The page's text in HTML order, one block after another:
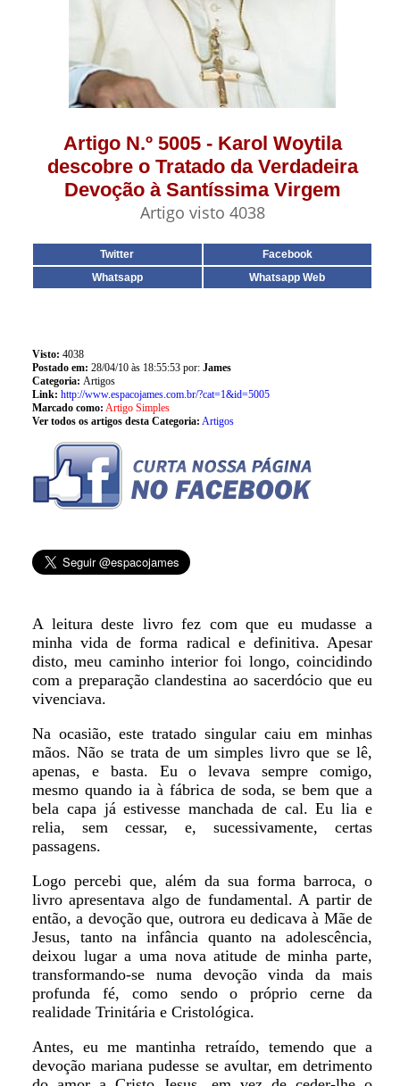
Artigo N.º 5005 - Karol Woytila
descobre o Tratado da Verdadeira
Devoção à Santíssima Virgem
Artigo visto 4038
Twitter
Facebook
Whatsapp
Whatsapp Web
Visto: 4038
Postado em: 28/04/10 às 18:55:53 por: James
Categoria: Artigos
Link: http://www.espacojames.com.br/?cat=1&id=5005
Marcado como: Artigo Simples
Ver todos os artigos desta Categoria: Artigos
A leitura deste livro fez com que eu mudasse a
minha vida de forma radical e definitiva. Apesar
disto, meu caminho interior foi longo, coincidindo
com a preparação clandestina ao sacerdócio que eu
vivenciava.
Na ocasião, este tratado singular caiu em minhas
mãos. Não se trata de um simples livro que se lê,
apenas, e basta. Eu o levava sempre comigo,
mesmo quando ia à fábrica de soda, se bem que a
bela capa já estivesse manchada de cal. Eu lia e
relia, sem cessar, e, sucessivamente, certas
passagens.
Logo percebi que, além da sua forma barroca, o
livro apresentava algo de fundamental. A partir de
então, a devoção que, outrora eu dedicava à Mãe de
Jesus, tanto na infância quanto na adolescência,
deixou lugar a uma nova atitude de minha parte,
transformando-se numa devoção vinda da mais
profunda fé, como sendo o próprio cerne da
realidade Trinitária e Cristológica.
Antes, eu me mantinha retraído, temendo que a
devoção mariana pudesse se avultar, em detrimento